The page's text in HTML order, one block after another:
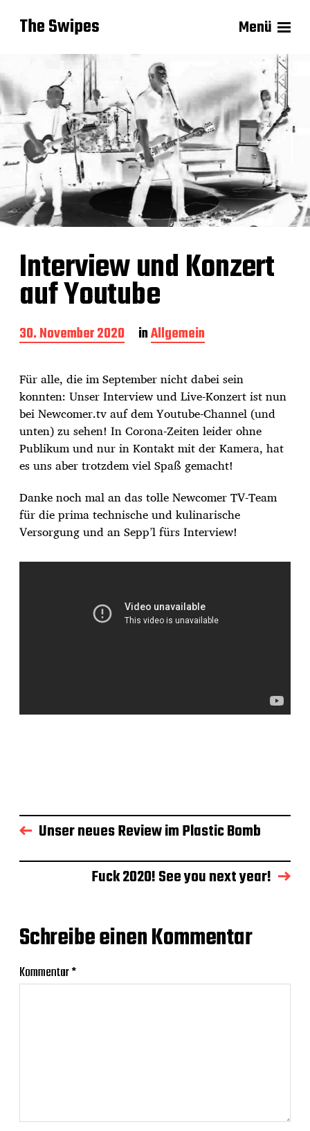
The Swipes Menü
Interview und Konzert
auf Youtube
B
e
t
r
a
g
s
d
a
t
m
30. November 2020 inAllgemein
Für alle, die im September nicht dabei sein
konnten: Unser Interview und Live-Konzert ist nun
bei Newcomer.tv auf dem Youtube-Channel (und
unten) zu sehen! In Corona-Zeiten leider ohne
Publikum und nur in Kontakt mit der Kamera, hat
es uns aber trotzdem viel Spaß gemacht!
Danke noch mal an das tolle Newcomer TV-Team
für die prima technische und kulinarische
Versorgung und an Sepp’l fürs Interview!
Unser neues Review im Plastic Bomb
Fuck 2020! See you next year!
Schreibe einen Kommentar
Kommentar*